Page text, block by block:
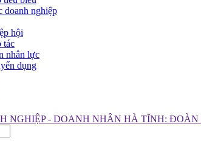
doanh nghiệp
hội
tác
nhân lực
dụng
NGHIỆP - DOANH NHÂN HÀ TĨNH: